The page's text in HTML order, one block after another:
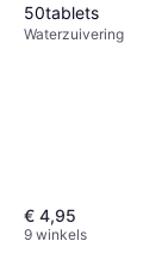
50tablets
Waterzuivering
€ 4,95
9 winkels